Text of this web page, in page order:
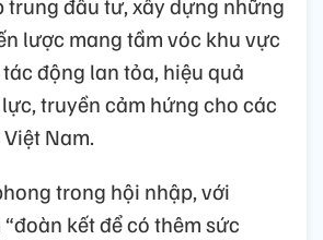
đầu tư, xây dựng những
lược mang tầm vóc khu vực
động lan tỏa, hiệu quả
truyền cảm hứng cho các
Nam.
trong hội nhập, với
kết để có thêm sức